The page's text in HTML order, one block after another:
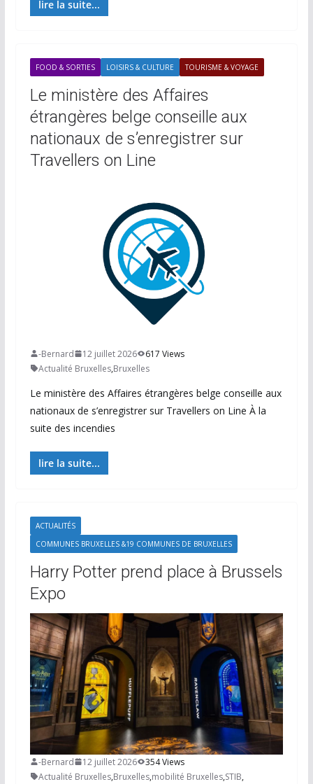
lire la suite...
FOOD & SORTIES LOISIRS & CULTURE TOURISME & VOYAGE
Le ministère des Affaires
étrangères belge conseille aux
nationaux de s’enregistrer sur
Travellers on Line
-Bernard 12 juillet 2026
617 Views
Actualité Bruxelles,Bruxelles
Le ministère des Affaires étrangères belge conseille aux
nationaux de s’enregistrer sur Travellers on Line À la
suite des incendies
lire la suite...
ACTUALITÉS
COMMUNES BRUXELLES &19 COMMUNES DE BRUXELLES
Harry Potter prend place à Brussels
Expo
-Bernard 12 juillet 2026
354 Views
Actualité Bruxelles,Bruxelles,mobilité Bruxelles,STIB,